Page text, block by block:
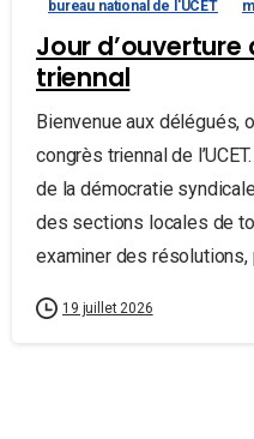
bureau national de l'UCET
Jour d’ouverture
triennal
Bienvenue aux délégués,
congrès triennal de
de la démocratie
des sections locales de
examiner des
19 juillet 2026